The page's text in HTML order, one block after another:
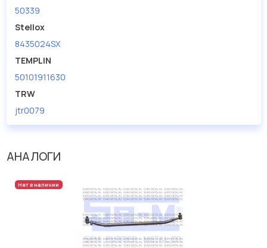
50339
Stellox
8435024SX
TEMPLIN
50101911630
TRW
jtr0079
АНАЛОГИ
Нет в наличии